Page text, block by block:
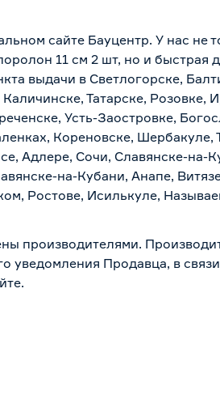
сайте Бауцентр. У нас не
11 см 2 шт, но и
выдачи в Светлогорске,
Татарске,
Усть-Заостровке,
Кореновске,
Адлере, Сочи, Славянске-на-
на-Кубани, Анапе,
Ростове, Исилькуле,
производителями.
уведомления Продавца, в